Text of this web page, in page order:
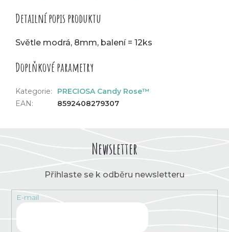
Detailní popis produktu
Světle modrá, 8mm, balení = 12ks
Doplňkové parametry
Kategorie:
PRECIOSA Candy Rose™
EAN: 8592408279307
Newsletter
Přihlaste se k odběru newsletteru
E-mail